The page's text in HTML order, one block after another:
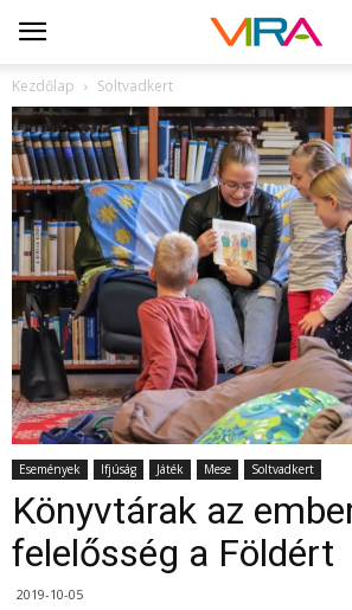
Kezdőlap Soltvadkert
Események Ifjúság Játék Mese Soltvadkert
Könyvtárak az
felelősség a Földért
2019-10-05